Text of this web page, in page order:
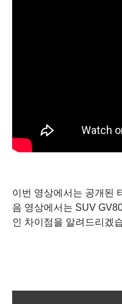
이번 영상에서는 공개된
음 영상에서는 SUV
인 차이점을 알려드리겠